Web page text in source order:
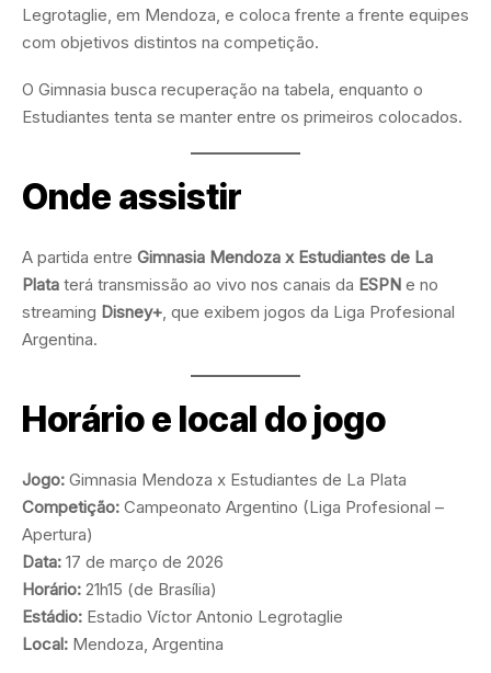
Legrotaglie, em Mendoza, e coloca frente a frente equipes
com objetivos distintos na competição.
O Gimnasia busca recuperação na tabela, enquanto o
Estudiantes tenta se manter entre os primeiros colocados.
Onde assistir
A partida entre Gimnasia Mendoza x Estudiantes de La
Plata terá transmissão ao vivo nos canais da ESPN e no
streaming Disney+, que exibem jogos da Liga Profesional
Argentina.
Horário e local do jogo
Jogo: Gimnasia Mendoza x Estudiantes de La Plata
Competição: Campeonato Argentino (Liga Profesional –
Apertura)
Data: 17 de março de 2026
Horário: 21h15 (de Brasília)
Estádio: Estadio Víctor Antonio Legrotaglie
Local: Mendoza, Argentina